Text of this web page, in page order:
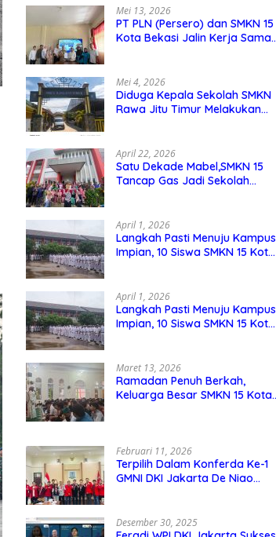
Mei 13, 2026
PT PLN (Persero) dan SMKN 15
Kota Bekasi Jalin Kerja Sama
Mei 4, 2026
Diduga Kepala Sekolah SMKN
Rawa Jitu Timur Melakukan
April 22, 2026
Satu Dekade Mabel,SMKN 15
Tancap Gas Jadi Sekolah
April 1, 2026
Langkah Pasti Menuju Kampus
Impian, 10 Siswa SMKN 15 Kota
April 1, 2026
Langkah Pasti Menuju Kampus
Impian, 10 Siswa SMKN 15 Kota
Maret 13, 2026
Ramadan Penuh Berkah,
Keluarga Besar SMKN 15 Kota
Februari 11, 2026
Terpilih Dalam Konferda Ke-1
GMNI DKI Jakarta De Niao
Desember 30, 2025